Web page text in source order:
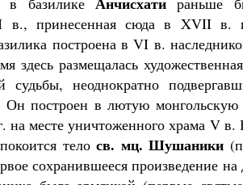
в., принесенная сюда в XVII
построена в VI в.
здесь размещалась
судьбы, неоднократно
Он построен в лютую
на месте уничтоженного храма V
телосв. мц. Шушаники
сохранившееся произведение